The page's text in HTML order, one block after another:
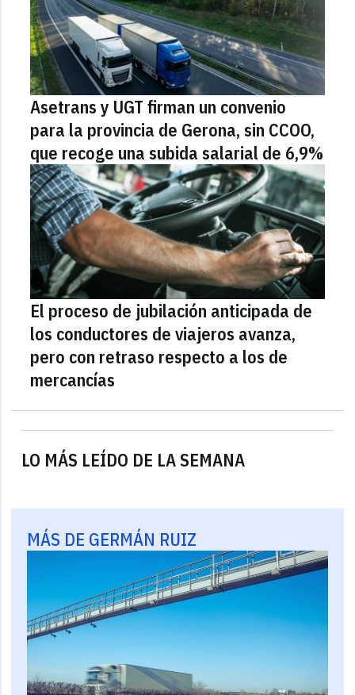
LO MÁS LEÍDO DE LA SEMANA
MÁS DE GERMÁN RUIZ
Asetrans y UGT firman un convenio
para la provincia de Gerona, sin CCOO,
que recoge una subida salarial de 6,9%
El proceso de jubilación anticipada de
los conductores de viajeros avanza,
pero con retraso respecto a los de
mercancías